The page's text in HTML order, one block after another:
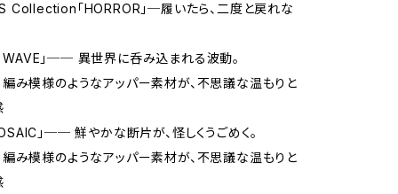
Collection「HORROR」─履いたら、二度と戻れな
」── 異世界に呑み込まれる波動。
み模様のようなアッパー素材が、不思議な温もりと
」── 鮮やかな断片が、怪しくうごめく。
み模様のようなアッパー素材が、不思議な温もりと